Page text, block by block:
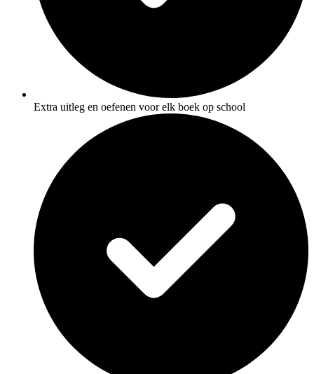
Extra uitleg en oefenen voor elk boek op school